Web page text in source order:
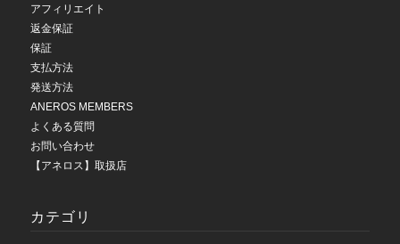
アフィリエイト
返金保証
保証
支払方法
発送方法
ANEROS MEMBERS
よくある質問
お問い合わせ
【アネロス】取扱店
カテゴリ